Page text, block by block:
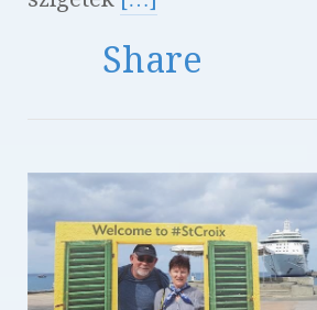
Share